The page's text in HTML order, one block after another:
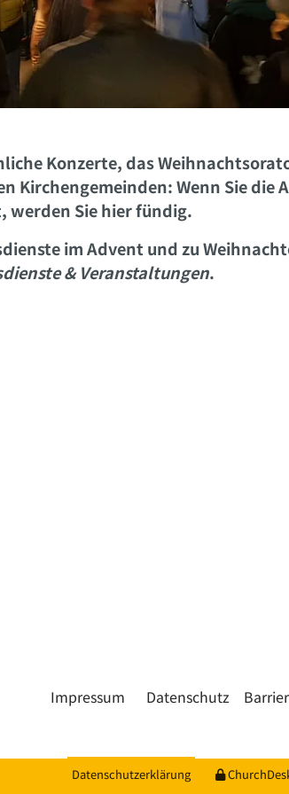
Konzerte, das
Kirchengemeinden: Wenn Sie
werden Sie hier fündig.
im Advent und zu
& Veranstaltungen.
Impressum Datenschutz
Datenschutzerklärung